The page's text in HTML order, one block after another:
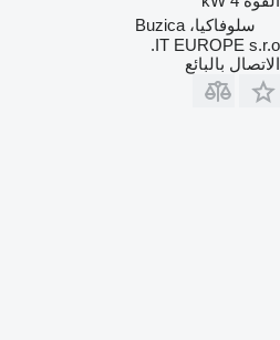
سلوفاكيا، Buzica
IT EUROPE s.r.o.
الاتصال بالبائع